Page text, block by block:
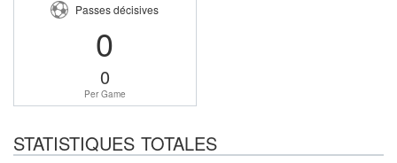
Passes décisives
0
0
Per Game
STATISTIQUES TOTALES